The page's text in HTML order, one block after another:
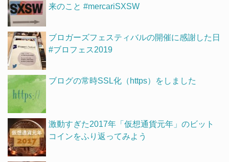
来のこと #mercariSXSW
ブロガーズフェスティバルの開催に感謝した日
#ブロフェス2019
ブログの常時SSL化（https）をしました
激動すぎた2017年「仮想通貨元年」のビット
コインをふり返ってみよう